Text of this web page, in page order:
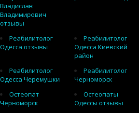
Владислав
Владимирович
отзывы
Реабилитолог
Одесса отзывы
Реабилитолог
Одесса Киевский
район
Реабилитолог
Одесса Черемушки
Реабилитолог
Черноморск
Остеопат
Черноморск
Остеопаты
Одессы отзывы